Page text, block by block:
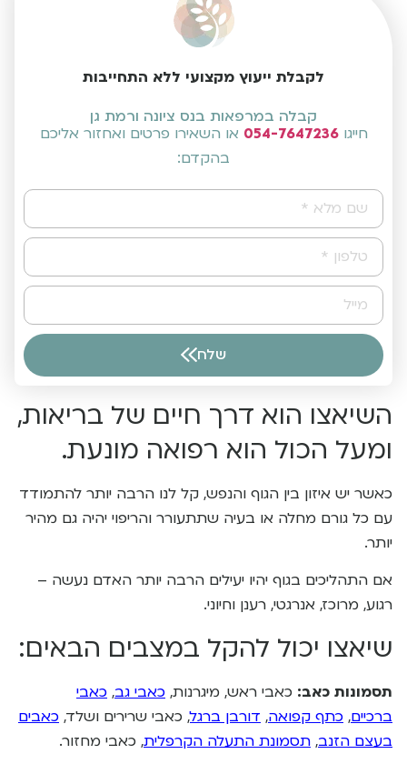
לקבלת ייעוץ מקצועי ללא התחייבות
קבלה במרפאות בנס ציונה ורמת גן
חייגו054-7647236 או השאירו פרטים ואחזור אליכם
בהקדם:
שלח
השיאצו הוא דרך חיים של בריאות,
ומעל הכול הוא רפואה מונעת.​
כאשר יש איזון בין הגוף והנפש, קל לנו הרבה יותר להתמודד
עם כל גורם מחלה או בעיה שתתעורר והריפוי יהיה גם מהיר
יותר.
אם התהליכים בגוף יהיו יעילים הרבה יותר האדם נעשה –
רגוע, מרוכז, אנרגטי, רענן וחיוני.
​שיאצו יכול להקל במצבים הבאים:
תסמונות כאב: כאבי ראש, מיגרנות, כאבי גב, כאבי
ברכיים, כתף קפואה, דורבן ברגל, כאבי שרירים ושלד, כאבים
בעצם הזנב, תסמונת התעלה הקרפלית, כאבי מחזור.